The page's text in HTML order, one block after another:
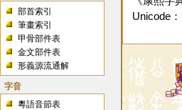
部首索引
筆畫索引
甲骨部件表
金文部件表
形義源流通解
字音
粵語音節表
Unicode：